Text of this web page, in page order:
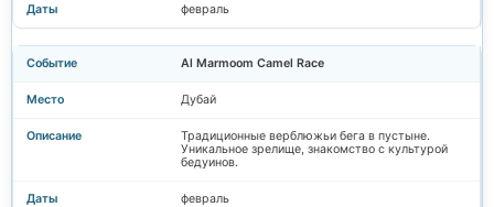
февраль
Al Marmoom Camel Race
Дубай
Традиционные верблюжьи бега в пустыне.
Уникальное зрелище, знакомство с культурой
бедуинов.
февраль